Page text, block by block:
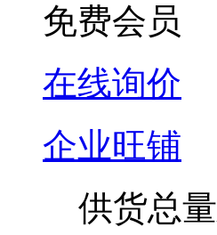
免费会员
在线询价
企业旺铺
供货总量